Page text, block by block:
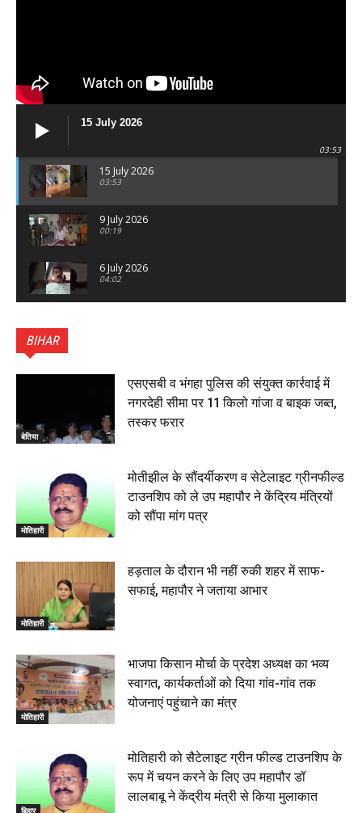
15 July 2026
03:53
15 July 2026
03:53
9 July 2026
00:19
6 July 2026
04:02
का भव्य पथ संचलन, 5 July 2026
बेतिया : मझौलिया में 1.24 क्विंटल गांजा के साथ बोलेरो ज़ब्त, दो
तस्कर गिरफ्तार, 4 July 2026
00:39
रक्सौल : सुरक्षा जॉंच को सोना-चांदी दुकानों का एसडीपीओ और
थानाध्यक्ष ने किया निरीक्षण, 19 June 2026
00:58
बेतिया में सगे भाई ने मां के साथ मिलकर की भाई की हत्या, शव
जलाया, दोनों गिरफ्तार, 14 June 2026
मोतिहारी। NDA सरकार, 12 साल विश्वास के, मीडिया संवाद में
सांसद रधामोहन सिंह, 13 June 2026
02:19
BIHAR
बेतिया
एसएसबी व भंगहा पुलिस की संयुक्त कार्रवाई में
नगरदेही सीमा पर 11 किलो गांजा व बाइक जब्त,
तस्कर फरार
मोतिहारी
मोतीझील के सौंदर्यीकरण व सेटेलाइट ग्रीनफील्ड
टाउनशिप को ले उप महापौर ने केंद्रिय मंत्रियों
को सौंपा मांग पत्र
मोतिहारी
हड़ताल के दौरान भी नहीं रुकी शहर में साफ-
सफाई, महापौर ने जताया आभार
मोतिहारी
भाजपा किसान मोर्चा के प्रदेश अध्यक्ष का भव्य
स्वागत, कार्यकर्ताओं को दिया गांव-गांव तक
योजनाएं पहुंचाने का मंत्र
बिहार
मोतिहारी को सैटेलाइट ग्रीन फील्ड टाउनशिप के
रूप में चयन करने के लिए उप महापौर डॉ
लालबाबू ने केंद्रीय मंत्री से किया मुलाकात